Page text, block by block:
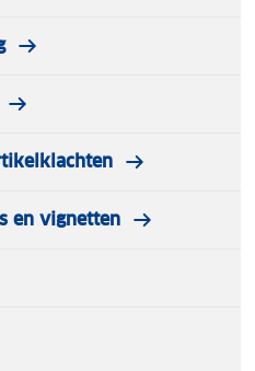
en vignetten